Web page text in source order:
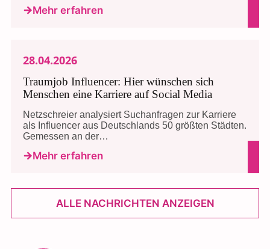
Mehr erfahren
28.04.2026
Traumjob Influencer: Hier wünschen sich
Menschen eine Karriere auf Social Media
Netzschreier analysiert Suchanfragen zur Karriere
als Influencer aus Deutschlands 50 größten Städten.
Gemessen an der…
Mehr erfahren
ALLE NACHRICHTEN ANZEIGEN